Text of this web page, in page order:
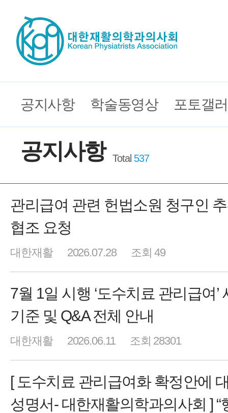
공지사항 학술동영상 포토갤
공지사항 Total 537
관리급여 관련 헌법소원 청구인
협조 요청
대한재활 2026.07.28 조회 49
7월 1일 시행 ‘도수치료 관리급여’
기준 및 Q&A 전체 안내
대한재활 2026.06.11 조회 28301
[ 도수치료 관리급여화 확정안에
성명서- 대한재활의학과의사회 ] “